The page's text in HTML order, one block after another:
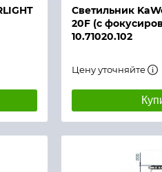
Светильник
20F (с
10.71020.102
Цену уточняйте